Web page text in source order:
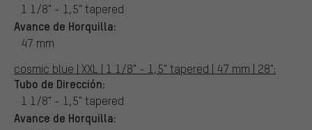
1 1/8" - 1,5" tapered
Avance de Horquilla:
47 mm
cosmic blue | XXL | 1 1/8" - 1,5" tapered | 47 mm | 28":
Tubo de Dirección:
1 1/8" - 1,5" tapered
Avance de Horquilla: